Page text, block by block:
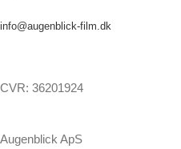
info@augenblick-film.dk
CVR: 36201924
Augenblick ApS